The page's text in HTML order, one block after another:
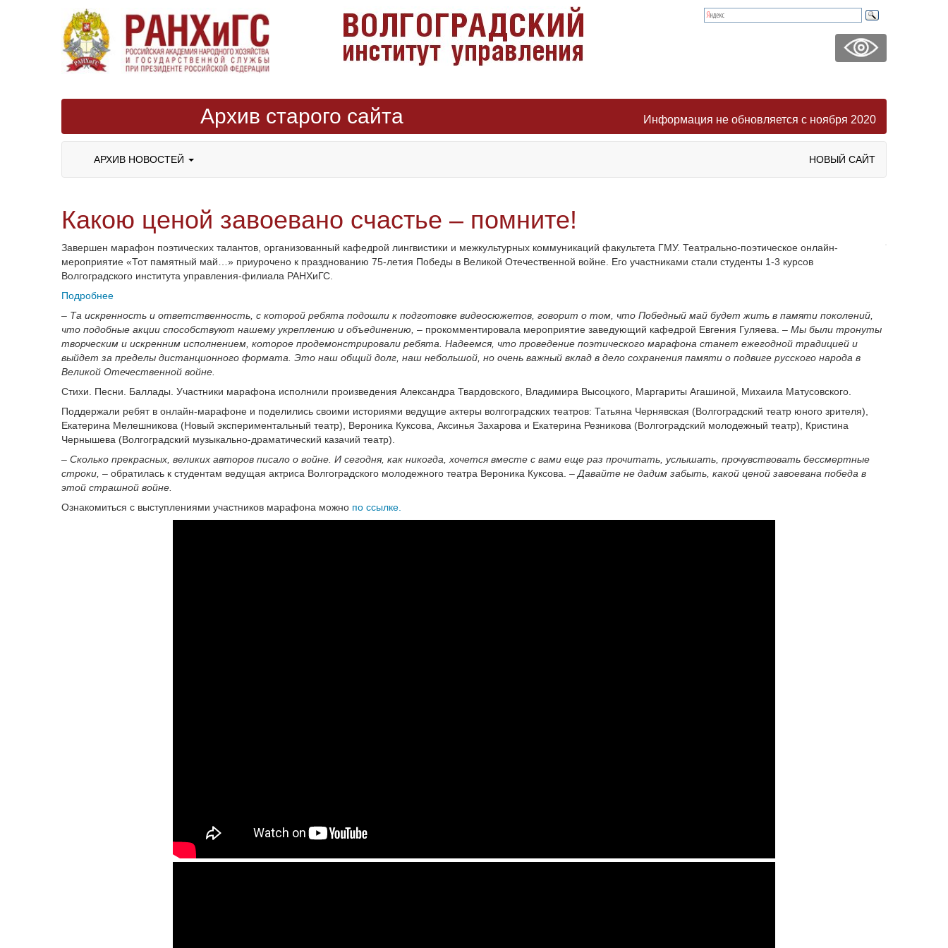
Архив старого сайта Информация не обновляется с ноября 2020
АРХИВ НОВОСТЕЙ НОВЫЙ САЙТ
Какою ценой завоевано счастье – помните!
Завершен марафон поэтических талантов, организованный кафедрой лингвистики и межкультурных коммуникаций факультета ГМУ. Театрально-поэтическое онлайн-
мероприятие «Тот памятный май…» приурочено к празднованию 75-летия Победы в Великой Отечественной войне. Его участниками стали студенты 1-3 курсов
Волгоградского института управления-филиала РАНХиГС.
Подробнее
– Та искренность и ответственность, с которой ребята подошли к подготовке видеосюжетов, говорит о том, что Победный май будет жить в памяти поколений,
что подобные акции способствуют нашему укреплению и объединению, – прокомментировала мероприятие заведующий кафедрой Евгения Гуляева. – Мы были тронуты
творческим и искренним исполнением, которое продемонстрировали ребята. Надеемся, что проведение поэтического марафона станет ежегодной традицией и
выйдет за пределы дистанционного формата. Это наш общий долг, наш небольшой, но очень важный вклад в дело сохранения памяти о подвиге русского народа в
Великой Отечественной войне.
Стихи. Песни. Баллады. Участники марафона исполнили произведения Александра Твардовского, Владимира Высоцкого, Маргариты Агашиной, Михаила Матусовского.
Поддержали ребят в онлайн-марафоне и поделились своими историями ведущие актеры волгоградских театров: Татьяна Чернявская (Волгоградский театр юного зрителя),
Екатерина Мелешникова (Новый экспериментальный театр), Вероника Куксова, Аксинья Захарова и Екатерина Резникова (Волгоградский молодежный театр), Кристина
Чернышева (Волгоградский музыкально-драматический казачий театр).
– Сколько прекрасных, великих авторов писало о войне. И сегодня, как никогда, хочется вместе с вами еще раз прочитать, услышать, прочувствовать бессмертные
строки, – обратилась к студентам ведущая актриса Волгоградского молодежного театра Вероника Куксова. – Давайте не дадим забыть, какой ценой завоевана победа в
этой страшной войне.
Ознакомиться с выступлениями участников марафона можно по ссылке.